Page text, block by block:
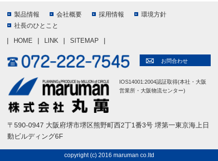
製品情報 会社概要 採用情報
環境方針
社長のひとこと
HOME LINK SITEMAP
お問合わせ
IOS14001:2004認証取得(本社・大阪
営業所・大阪物流センター)
〒590-0947 大阪府堺市堺区熊野町西2丁1番3号 堺第一東京海上日
動ビルディング6F
copyright (c) 2016 maruman co.ltd